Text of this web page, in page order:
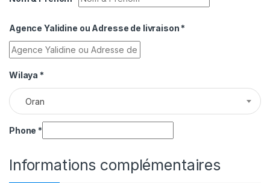
Agence Yalidine ou Adresse de livraison *
Wilaya *
Oran
Phone *
Informations complémentaires